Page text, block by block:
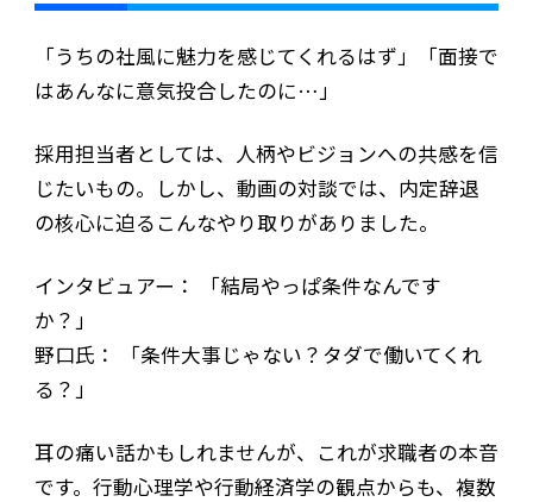
「うちの社風に魅力を感じてくれるはず」「面接で
はあんなに意気投合したのに…」
採用担当者としては、人柄やビジョンへの共感を信
じたいもの。しかし、動画の対談では、内定辞退
の核心に迫るこんなやり取りがありました。
インタビュアー： 「結局やっぱ条件なんです
か？」
野口氏： 「条件大事じゃない？タダで働いてくれ
る？」
耳の痛い話かもしれませんが、これが求職者の本音
です。行動心理学や行動経済学の観点からも、複数